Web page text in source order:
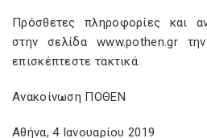
Πρόσθετες πληροφορίες και
στην σελίδα www.pothen.gr
επισκέπτεστε τακτικά.
Ανακοίνωση ΠΟΘΕΝ
Αθήνα, 4 Ιανουαρίου 2019